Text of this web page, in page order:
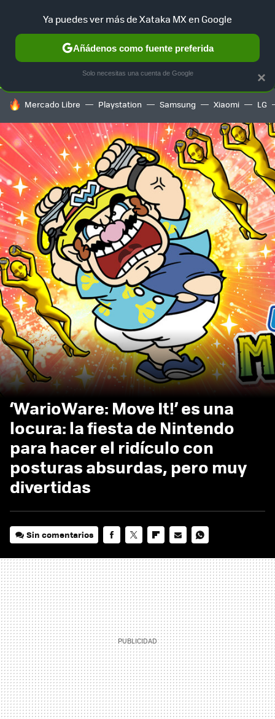
SELECCIÓN GAMING HOME AUTO TERRITORIO
HOY SE HABLA DE
Mercado Libre Playstation Samsung Xiaomi LG
‘WarioWare: Move It!’ es una
locura: la fiesta de Nintendo
para hacer el ridículo con
posturas absurdas, pero muy
divertidas
Sin comentarios
MAIL
×
Ya puedes ver más de Xataka MX en Google
Añádenos como fuente preferida
Solo necesitas una cuenta de Google